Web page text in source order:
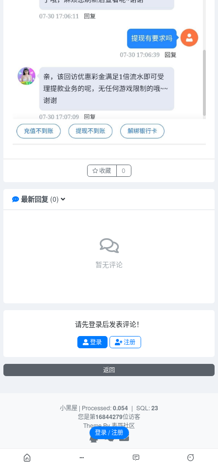
收藏 0
最新回复(0)
暂无评论
请先登录后发表评论！
登录 注册
返回
小黑屋 | Processed:0.054 | SQL:23
您是第16844279位访客
Theme By表哥社区
登录 / 注册